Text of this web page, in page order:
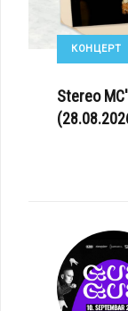
КОНЦЕРТ
Stereo